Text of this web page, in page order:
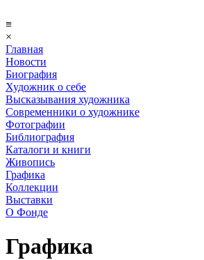
≡
×
Главная
Новости
Биография
Художник о себе
Выcказывания художника
Современники о художнике
Фотографии
Библиография
Каталоги и книги
Живопись
Графика
Коллекции
Выставки
О Фонде
Графика